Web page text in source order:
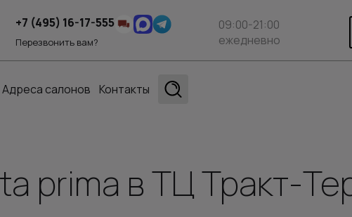
+7 (495) 16-17-555
Перезвонить вам?
09:00-21:00
ежедневно
Адреса салонов Контакты
prima в ТЦ Тракт-